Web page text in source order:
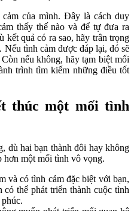
của mình. Đây là cách duy
thấy thế nào và để tự đưa ra
kết quả có ra sao, hãy trân trọng
tình cảm được đáp lại, đó sẽ
nếu không, hãy tạm biệt mối
trình tìm kiếm những điều tốt
thúc một mối tình
dù hai bạn thành đôi hay không
hơn một mối tình vô vọng.
và có tình cảm đặc biệt với bạn,
có thể phát triển thành cuộc tình